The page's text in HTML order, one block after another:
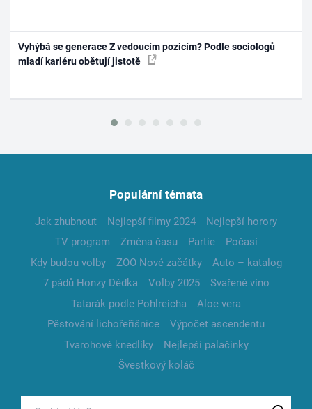
Vyhýbá se generace Z vedoucím pozicím? Podle sociologů
mladí kariéru obětují jistotě
Populární témata
Jak zhubnout Nejlepší filmy 2024
Nejlepší horory
TV program
Změna času Partie
Počasí
Kdy budou volby
ZOO Nové začátky
Auto – katalog
7 pádů Honzy Dědka
Volby 2025
Svařené víno
Tatarák podle Pohlreicha
Aloe vera
Pěstování lichořeřišnice
Výpočet ascendentu
Tvarohové knedlíky
Nejlepší palačinky
Švestkový koláč